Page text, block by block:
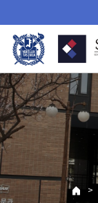
로
메
뉴
>